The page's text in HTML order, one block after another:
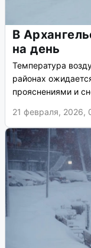
В
на день
Температура
районах
прояснениями и
21 февраля, 2026,